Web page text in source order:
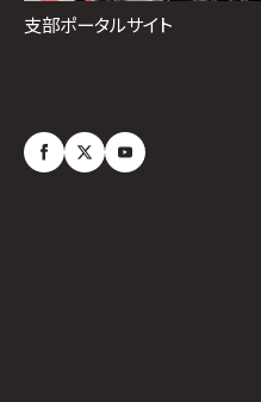
支部ポータルサイト